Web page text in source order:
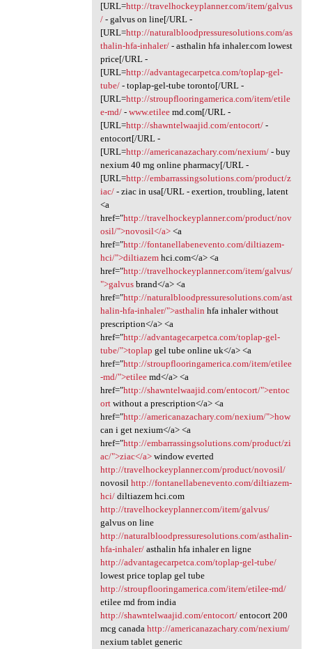
[URL=http://travelhockeyplanner.com/item/galvus
/- galvus on line[/URL -
[URL=http://naturalbloodpressuresolutions.com/as
thalin-hfa-inhaler/- asthalin hfa inhaler.com lowest
price[/URL -
[URL=http://advantagecarpetca.com/toplap-gel-
tube/- toplap-gel-tube toronto[/URL -
[URL=http://stroupflooringamerica.com/item/etile
e-md/- www.etileemd.com[/URL -
[URL=http://shawntelwaajid.com/entocort/-
entocort[/URL -
[URL=http://americanazachary.com/nexium/- buy
nexium 40 mg online pharmacy[/URL -
[URL=http://embarrassingsolutions.com/product/z
iac/- ziac in usa[/URL - exertion, troubling, latent
<a
href="http://travelhockeyplanner.com/product/nov
osil/">novosil</a><a
href="http://fontanellabenevento.com/diltiazem-
hci/">diltiazemhci.com</a> <a
href="http://travelhockeyplanner.com/item/galvus/
">galvusbrand</a> <a
href="http://naturalbloodpressuresolutions.com/ast
halin-hfa-inhaler/">asthalin hfa inhaler without
prescription</a> <a
href="http://advantagecarpetca.com/toplap-gel-
tube/">toplap gel tube online uk</a> <a
href="http://stroupflooringamerica.com/item/etilee
-md/">etileemd</a> <a
href="http://shawntelwaajid.com/entocort/">entoc
ortwithout a prescription</a> <a
href="http://americanazachary.com/nexium/">how
can i get nexium</a> <a
href="http://embarrassingsolutions.com/product/zi
ac/">ziac</a>window everted
http://travelhockeyplanner.com/product/novosil/
novosil http://fontanellabenevento.com/diltiazem-
hci/diltiazem hci.com
http://travelhockeyplanner.com/item/galvus/
galvus on line
http://naturalbloodpressuresolutions.com/asthalin-
hfa-inhaler/asthalin hfa inhaler en ligne
http://advantagecarpetca.com/toplap-gel-tube/
lowest price toplap gel tube
http://stroupflooringamerica.com/item/etilee-md/
etilee md from india
http://shawntelwaajid.com/entocort/entocort 200
mcg canada http://americanazachary.com/nexium/
nexium tablet generic